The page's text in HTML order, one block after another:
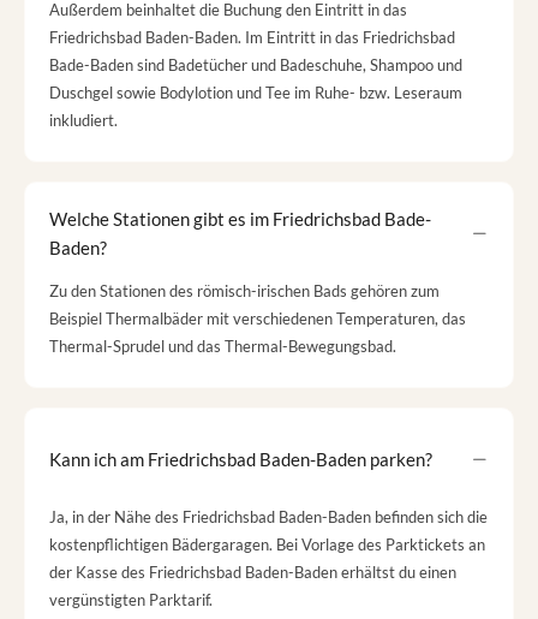
Außerdem beinhaltet die Buchung den Eintritt in das
Friedrichsbad Baden-Baden. Im Eintritt in das Friedrichsbad
Bade-Baden sind Badetücher und Badeschuhe, Shampoo und
Duschgel sowie Bodylotion und Tee im Ruhe- bzw. Leseraum
inkludiert.
Welche Stationen gibt es im Friedrichsbad Bade-
Baden?
Zu den Stationen des römisch-irischen Bads gehören zum
Beispiel Thermalbäder mit verschiedenen Temperaturen, das
Thermal-Sprudel und das Thermal-Bewegungsbad.
Kann ich am Friedrichsbad Baden-Baden parken?
Ja, in der Nähe des Friedrichsbad Baden-Baden befinden sich die
kostenpflichtigen Bädergaragen. Bei Vorlage des Parktickets an
der Kasse des Friedrichsbad Baden-Baden erhältst du einen
vergünstigten Parktarif.